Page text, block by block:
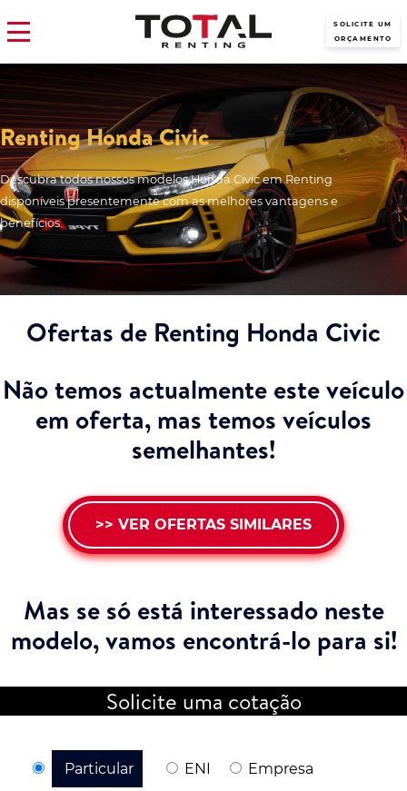
SOLICITE UM
ORÇAMENTO
Renting Honda Civic
Descubra todos nossos modelos Honda Civic em Renting
disponíveis presentemente com as melhores vantagens e
benefícios.
Ofertas de Renting Honda Civic
Não temos actualmente este veículo
em oferta, mas temos veículos
semelhantes!
>> VER OFERTAS SIMILARES
Mas se só está interessado neste
modelo,vamos encontrá-lo para si!
Solicite uma cotação
Particular ENI Empresa